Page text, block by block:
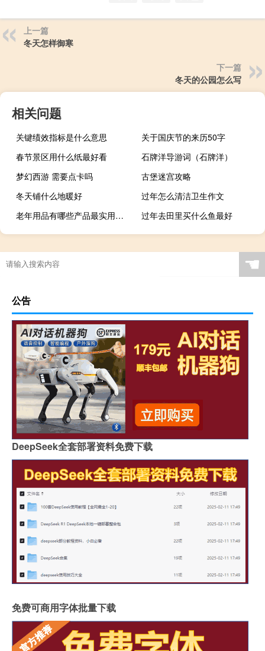
上一篇
冬天怎样御寒
下一篇
冬天的公园怎么写
相关问题
关键绩效指标是什么意思
关于国庆节的来历50字
春节景区用什么纸最好看
石牌洋导游词（石牌洋）
梦幻西游 需要点卡吗
古堡迷宫攻略
冬天铺什么地暖好
过年怎么清洁卫生作文
老年用品有哪些产品最实用（老年用品有哪些）
过年去田里买什么鱼最好
☚
公告
DeepSeek全套部署资料免费下载
免费可商用字体批量下载